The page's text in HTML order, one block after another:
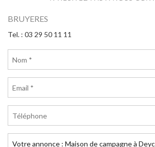
BRUYERES
Tel. : 03 29 50 11 11